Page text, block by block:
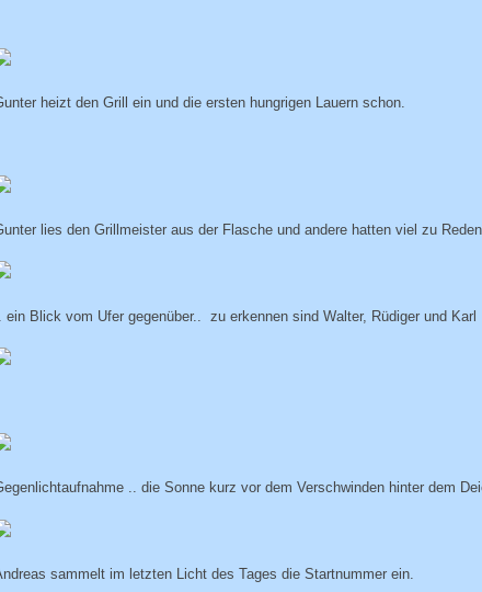
heizt den Grill ein und die ersten hungrigen Lauern schon.
lies den Grillmeister aus der Flasche und andere hatten viel zu
.. ein Blick vom Ufer gegenüber.. zu erkennen sind Walter, Rüdiger und Karl
.. die Sonne kurz vor dem Verschwinden hinter dem
sammelt im letzten Licht des Tages die Startnummer ein.